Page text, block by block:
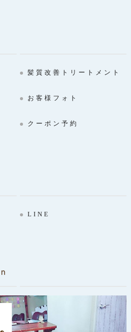
髪質改善トリートメント
お客様フォト
クーポン予約
LINE